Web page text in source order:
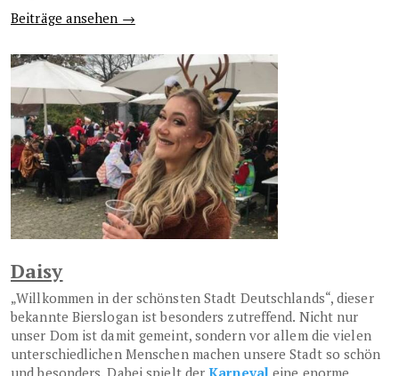
Beiträge ansehen →
Daisy
„Willkommen in der schönsten Stadt Deutschlands“, dieser
bekannte Bierslogan ist besonders zutreffend. Nicht nur
unser Dom ist damit gemeint, sondern vor allem die vielen
unterschiedlichen Menschen machen unsere Stadt so schön
und besonders. Dabei spielt derKarneval eine enorme